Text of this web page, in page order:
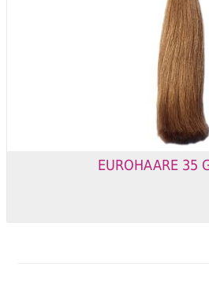
EUROHAARE 35